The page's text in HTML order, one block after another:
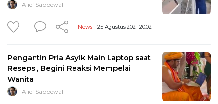
Alief Sappewali
News - 25 Agustus 2021 20:02
Pengantin Pria Asyik Main Laptop saat
Resepsi, Begini Reaksi Mempelai
Wanita
Alief Sappewali